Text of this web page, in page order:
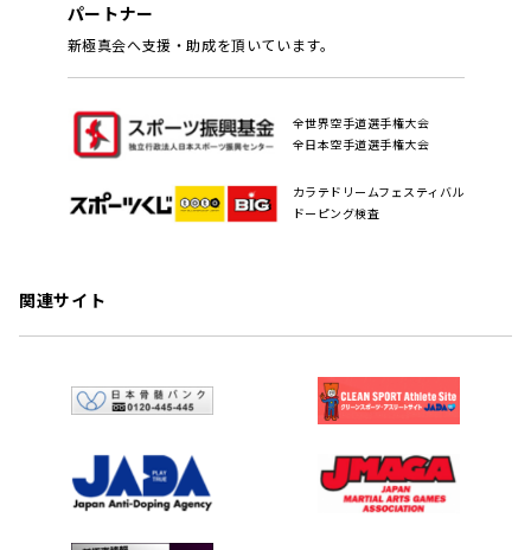
パートナー
新極真会へ支援・助成を頂いています。
全世界空手道選手権大会
全日本空手道選手権大会
カラテドリームフェスティバル
ドーピング検査
関連サイト